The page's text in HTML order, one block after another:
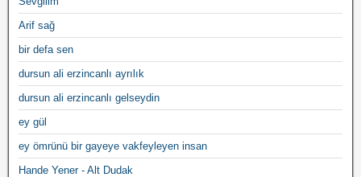
Arif sağ
bir defa sen
dursun ali erzincanlı ayrılık
dursun ali erzincanlı gelseydin
ey gül
ey ömrünü bir gayeye vakfeyleyen insan
Hande Yener - Alt Dudak